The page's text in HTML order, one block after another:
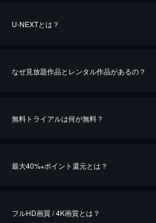
U-NEXTとは？
なぜ見放題作品とレンタル作品があるの？
無料トライアルは何が無料？
最大40%※ポイント還元とは？
フルHD画質 / 4K画質とは？